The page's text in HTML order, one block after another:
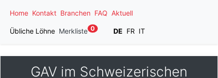
Home Kontakt Branchen FAQ Aktuell
Übliche Löhne Merkliste 0 DE FR IT
GAV im Schweizerischen